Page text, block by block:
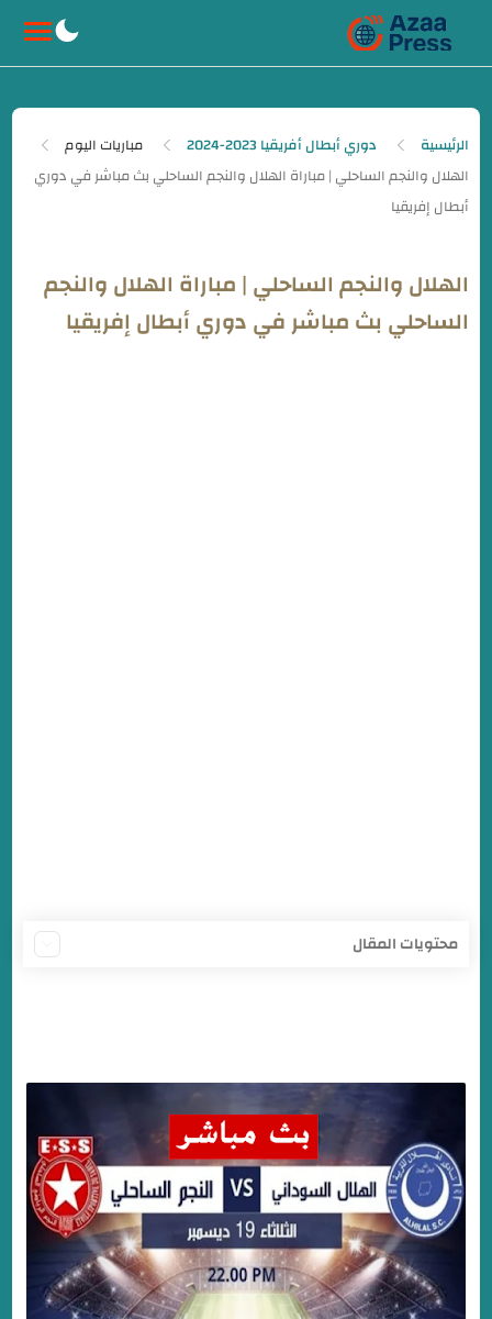
الرئيسية دوري أبطال أفريقيا 2023-2024 مباريات اليوم
الهلال والنجم الساحلي | مباراة الهلال والنجم
الساحلي بث مباشر في دوري أبطال إفريقيا
محتويات المقال
الهلال السوداني والنجم الساحلي بث مباشر
تشكيلة الهلال السوداني ضد النجم الساحلي اليوم
تشكيلة النجم الساحلي ضد الهلال السوداني اليوم